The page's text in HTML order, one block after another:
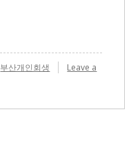
부산개인회생
Leave a